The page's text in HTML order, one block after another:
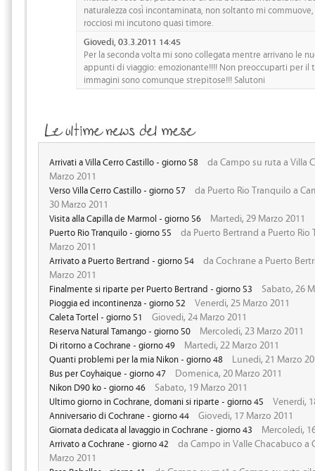
naturalezza così incontaminata, non soltanto mi
rocciosi mi incutono quasi timore.
Giovedi, 03.3.2011 14:45
Per la seconda volta mi sono collegata mentre arrivano le
appunti di viaggio: emozionante!!!! Non preoccuparti per il
immagini sono comunque strepitose!!! Salutoni
Arrivati a Villa Cerro Castillo - giorno 58
da Campo su ruta a Villa
Marzo 2011
Verso Villa Cerro Castillo - giorno 57
da Puerto Rio Tranquilo a
30 Marzo 2011
Visita alla Capilla de Marmol - giorno 56 Martedi, 29 Marzo 2011
Puerto Rio Tranquilo - giorno 55
da Puerto Bertrand a Puerto
Marzo 2011
Arrivato a Puerto Bertrand - giorno 54
da Cochrane a Puerto
Marzo 2011
Finalmente si riparte per Puerto Bertrand - giorno 53 Sabato, 26
Pioggia ed incontinenza - giorno 52 Venerdi, 25 Marzo 2011
Caleta Tortel - giorno 51 Giovedi, 24 Marzo 2011
Reserva Natural Tamango - giorno 50 Mercoledi, 23 Marzo 2011
Di ritorno a Cochrane - giorno 49 Martedi, 22 Marzo 2011
Quanti problemi per la mia Nikon - giorno 48 Lunedi, 21 Marzo
Bus per Coyhaique - giorno 47 Domenica, 20 Marzo 2011
Nikon D90 ko - giorno 46 Sabato, 19 Marzo 2011
Ultimo giorno in Cochrane, domani si riparte - giorno 45 Venerdi,
Anniversario di Cochrane - giorno 44 Giovedi, 17 Marzo 2011
Giornata dedicata al lavaggio in Cochrane - giorno 43 Mercoledi,
Arrivato a Cochrane - giorno 42
da Campo in Valle Chacabuco a
Marzo 2011